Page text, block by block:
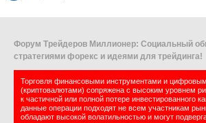
Форум Трейдеров Миллионер: Социальный
стратегиями форекс и идеями для трейдинга!
Торговля финансовыми инструментами и
(криптовалютами) сопряжена с высоким уровнем
к частичной или полной потере инвестированного
данные операции подходят не всем участникам
обладают высокой волатильностью и могут